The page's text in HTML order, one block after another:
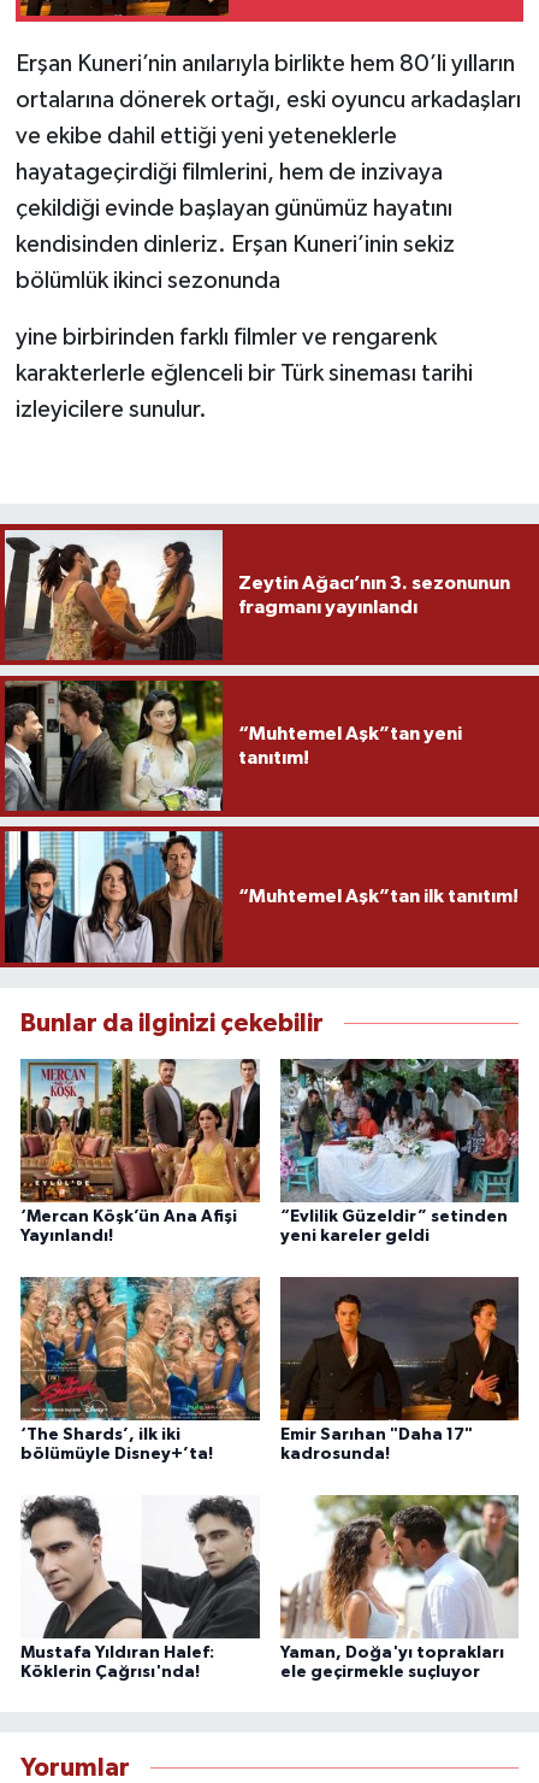
Erşan Kuneri’nin anılarıyla birlikte hem 80’li yılların
ortalarına dönerek ortağı, eski oyuncu arkadaşları
ve ekibe dahil ettiği yeni yeteneklerle
hayatageçirdiği filmlerini, hem de inzivaya
çekildiği evinde başlayan günümüz hayatını
kendisinden dinleriz. Erşan Kuneri’inin sekiz
bölümlük ikinci sezonunda
yine birbirinden farklı filmler ve rengarenk
karakterlerle eğlenceli bir Türk sineması tarihi
izleyicilere sunulur.
Zeytin Ağacı’nın 3. sezonunun
fragmanı yayınlandı
“Muhtemel Aşk”tan yeni
tanıtım!
“Muhtemel Aşk”tan ilk tanıtım!
Bunlar da ilginizi çekebilir
‘Mercan Köşk’ün Ana Afişi
Yayınlandı!
“Evlilik Güzeldir” setinden
yeni kareler geldi
‘The Shards’, ilk iki
bölümüyle Disney+’ta!
Emir Sarıhan "Daha 17"
kadrosunda!
Mustafa Yıldıran Halef:
Köklerin Çağrısı'nda!
Yaman, Doğa'yı toprakları
ele geçirmekle suçluyor
Yorumlar